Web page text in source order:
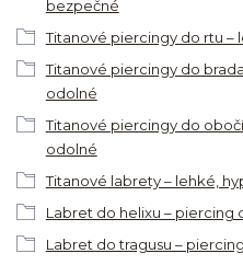
bezpečné
Titanové piercingy do rtu –
Titanové piercingy do
odolné
Titanové piercingy do
odolné
Titanové labrety – lehké,
Labret do helixu – piercing
Labret do tragusu –